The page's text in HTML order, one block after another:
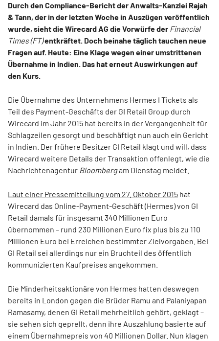
Durch den Compliance-Bericht der Anwalts-Kanzlei Rajah
& Tann, der in der letzten Woche in Auszügen veröffentlich
wurde, sieht die Wirecard AG die Vorwürfe der Financial
Times (FT)entkräftet. Doch beinahe täglich tauchen neue
Fragen auf. Heute: Eine Klage wegen einer umstrittenen
Übernahme in Indien. Das hat erneut Auswirkungen auf
den Kurs.
Die Übernahme des Unternehmens Hermes I Tickets als
Teil des Payment-Geschäfts der GI Retail Group durch
Wirecard im Jahr 2015 hat bereits in der Vergangenheit für
Schlagzeilen gesorgt und beschäftigt nun auch ein Gericht
in Indien. Der frühere Besitzer GI Retail klagt und will, dass
Wirecard weitere Details der Transaktion offenlegt, wie die
Nachrichtenagentur Bloombergam Dienstag meldet.
Laut einer Pressemitteilung vom 27. Oktober 2015 hat
Wirecard das Online-Payment-Geschäft (Hermes) von GI
Retail damals für insgesamt 340 Millionen Euro
übernommen – rund 230 Millionen Euro fix plus bis zu 110
Millionen Euro bei Erreichen bestimmter Zielvorgaben. Bei
GI Retail sei allerdings nur ein Bruchteil des öffentlich
kommunizierten Kaufpreises angekommen.
Die Minderheitsaktionäre von Hermes hatten deswegen
bereits in London gegen die Brüder Ramu and Palaniyapan
Ramasamy, denen GI Retail mehrheitlich gehört, geklagt –
sie sehen sich geprellt, denn ihre Auszahlung basierte auf
einem Übernahmepreis von 40 Millionen Dollar. Nun klagen